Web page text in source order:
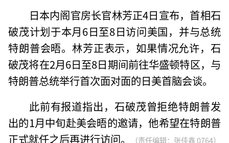
日本内阁官房长官林芳正4日宣布，首相石
破茂计划于本月6日至8日访问美国，并与总统
特朗普会晤。林芳正表示，如果情况允许，石
破茂将在2月6日至8日期间前往华盛顿特区，与
特朗普总统举行首次面对面的日美首脑会谈。
此前有报道指出，石破茂曾拒绝特朗普发
出的1月中旬赴美会晤的邀请，他希望在特朗普
正式就任之后再进行访问。
（责任编辑：张佳鑫 0764）